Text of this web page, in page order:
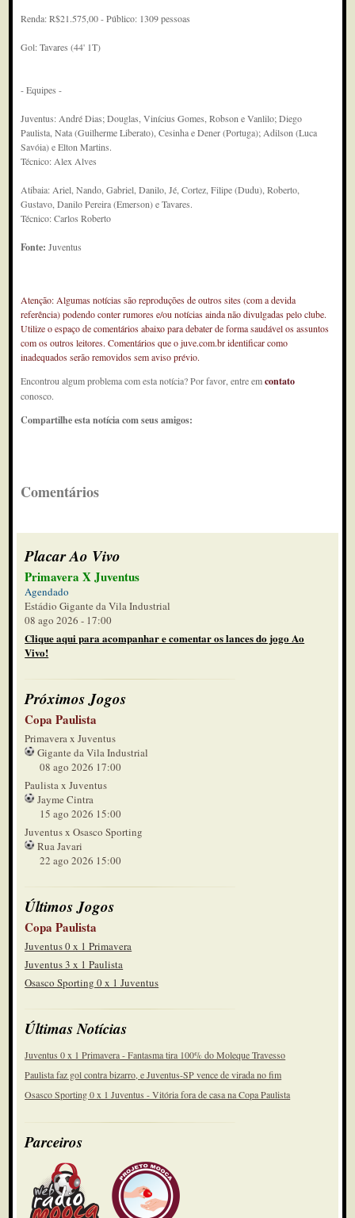
Renda: R$21.575,00 - Público: 1309 pessoas
Gol: Tavares (44' 1T)
- Equipes -
Juventus: André Dias; Douglas, Vinícius Gomes, Robson e Vanlilo; Diego
Paulista, Nata (Guilherme Liberato), Cesinha e Dener (Portuga); Adilson (Luca
Savóia) e Elton Martins.
Técnico: Alex Alves
Atibaia: Ariel, Nando, Gabriel, Danilo, Jé, Cortez, Filipe (Dudu), Roberto,
Gustavo, Danilo Pereira (Emerson) e Tavares.
Técnico: Carlos Roberto
Fonte:Juventus
Atenção: Algumas notícias são reproduções de outros sites (com a devida
referência) podendo conter rumores e/ou notícias ainda não divulgadas pelo clube.
Utilize o espaço de comentários abaixo para debater de forma saudável os assuntos
com os outros leitores. Comentários que o juve.com.br identificar como
inadequados serão removidos sem aviso prévio.
Encontrou algum problema com esta notícia? Por favor, entre emcontato
conosco.
Compartilhe esta notícia com seus amigos:
Comentários
Placar Ao Vivo
Primavera X Juventus
Agendado
Estádio Gigante da Vila Industrial
08 ago 2026 - 17:00
Clique aqui para acompanhar e comentar os lances do jogo Ao
Vivo!
Próximos Jogos
Copa Paulista
Primavera x Juventus
Gigante da Vila Industrial
08 ago 2026 17:00
Paulista x Juventus
Jayme Cintra
15 ago 2026 15:00
Juventus x Osasco Sporting
Rua Javari
22 ago 2026 15:00
Últimos Jogos
Copa Paulista
Juventus 0 x 1 Primavera
Juventus 3 x 1 Paulista
Osasco Sporting 0 x 1 Juventus
Últimas Notícias
Juventus 0 x 1 Primavera - Fantasma tira 100% do Moleque Travesso
Paulista faz gol contra bizarro, e Juventus-SP vence de virada no fim
Osasco Sporting 0 x 1 Juventus - Vitória fora de casa na Copa Paulista
Parceiros